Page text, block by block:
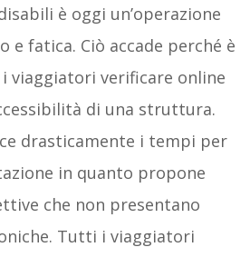
è oggi un’operazione
e fatica. Ciò accade perché è
viaggiatori verificare online
di una struttura.
drasticamente i tempi per
in quanto propone
che non presentano
Tutti i viaggiatori